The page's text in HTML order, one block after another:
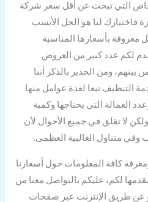
التي تبحث عن أقل سعر شركة
فاختيارك لنا هو الحل الأنسب
معروفة بأسعارها المناسبة
لكم عدد كبير من العروض
بينهم، ومن الجدير بالذكر أننا
التنظيف تبعا لعدة عوامل منها
العمالة التي يحتاجها وكمية
لا تقلق في جميع الأحوال لأن
متناول الغالبية العظمى.
كافة المعلومات حول أسعارنا
لكم، عليكم بالتواصل معنا من
عن طريق الإنترنت عبر صفحات